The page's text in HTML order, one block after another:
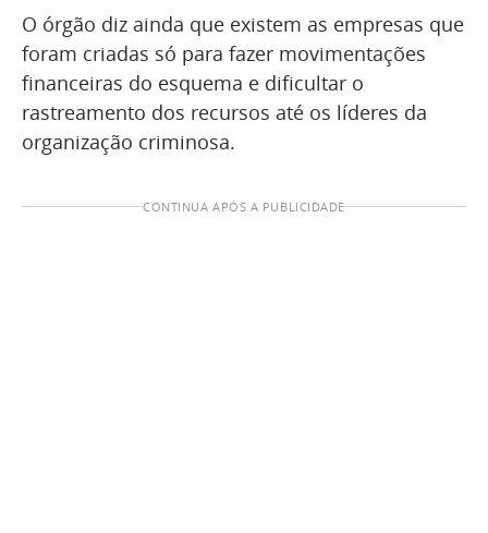
O órgão diz ainda que existem as empresas que
foram criadas só para fazer movimentações
financeiras do esquema e dificultar o
rastreamento dos recursos até os líderes da
organização criminosa.
CONTINUA APÓS A PUBLICIDADE